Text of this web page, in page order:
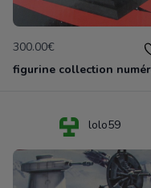
300.00€
lolo59